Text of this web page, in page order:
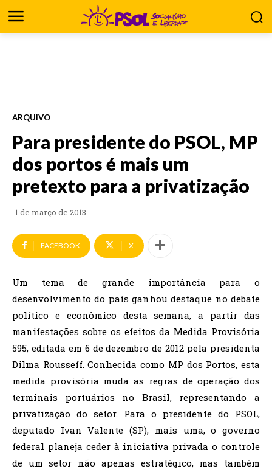
ARQUIVO
Para presidente do PSOL, MP
dos portos é mais um
pretexto para a privatização
1 de março de 2013
FACEBOOK X
Um tema de grande importância para o
desenvolvimento do país ganhou destaque no debate
político e econômico desta semana, a partir das
manifestações sobre os efeitos da Medida Provisória
595, editada em 6 de dezembro de 2012 pela presidenta
Dilma Rousseff. Conhecida como MP dos Portos, esta
medida provisória muda as regras de operação dos
terminais portuários no Brasil, representando a
privatização do setor. Para o presidente do PSOL,
deputado Ivan Valente (SP), mais uma, o governo
federal planeja ceder à iniciativa privada o controle
de um setor não apenas estratégico, mas também